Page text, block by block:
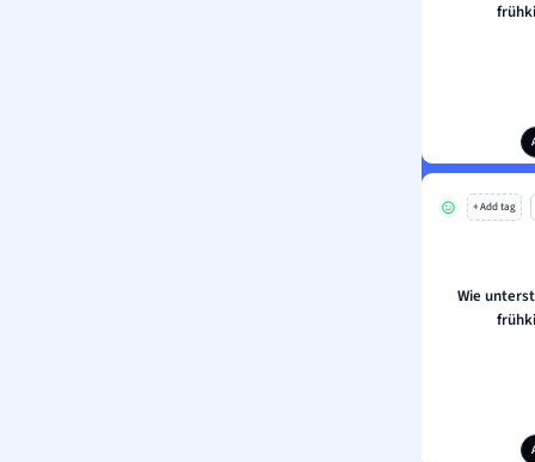
+ Add tag
Wie